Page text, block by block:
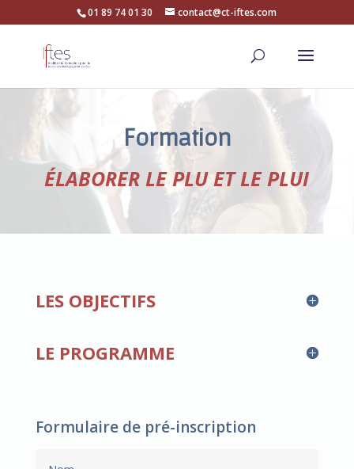
01 89 74 01 30 contact@ct-iftes.com
Formation
ÉLABORER LE PLU ET LE PLUI
LES OBJECTIFS
LE PROGRAMME
Formulaire de pré-inscription